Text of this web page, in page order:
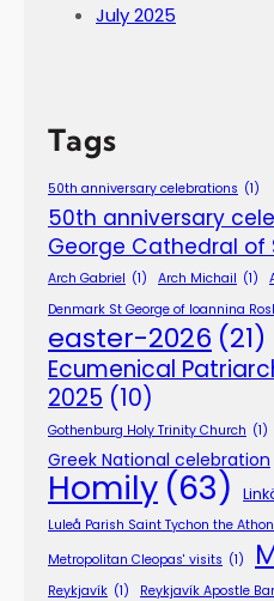
July 2025
Tags
50th anniversary celebrations (1)
50th anniversary
George Cathedral of
Arch Gabriel (1) Arch Michail (1)
Denmark St George of Ioannina
easter-2026 (21)
Ecumenical
2025 (10)
Gothenburg Holy Trinity Church (1)
Greek National celebration
Homily (63)
Luleå Parish Saint Tychon the
Metropolitan Cleopas' visits (1)
Reykjavík (1) Reykjavík Apostle